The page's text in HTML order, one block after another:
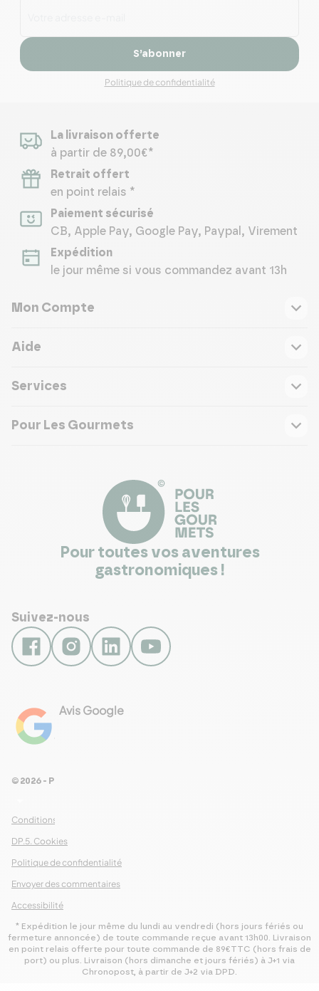
S’abonner
Politique de confidentialité
La livraison offerte
à partir de 89,00€*
Retrait offert
en point relais *
Paiement sécurisé
CB, Apple Pay, Google Pay, Paypal, Virement
Expédition
le jour même si vous commandez avant 13h
Mon Compte
Aide
Services
Pour Les Gourmets
Pour toutes vos aventures
gastronomiques !
Suivez-nous
Avis Google
Conditions Générales de Ventes
DP.5. Cookies
Politique de confidentialité
Envoyer des commentaires
Accessibilité
© 2026 - Pour Les Gourmets
* Expédition le jour même du lundi au vendredi (hors jours fériés ou
fermeture annoncée) de toute commande reçue avant 13h00. Livraison
en point relais offerte pour toute commande de 89€TTC (hors frais de
port) ou plus. Livraison (hors dimanche et jours fériés) à J+1 via
Chronopost, à partir de J+2 via DPD.